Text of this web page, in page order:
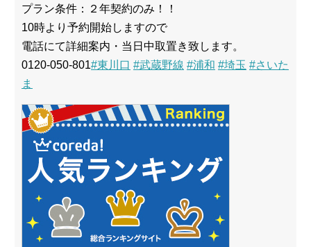
プラン条件：２年契約のみ！！
10時より予約開始しますので
電話にて詳細案内・当日中取置き致します。
0120-050-801#東川口 #武蔵野線 #浦和 #埼玉 #さいた
ま